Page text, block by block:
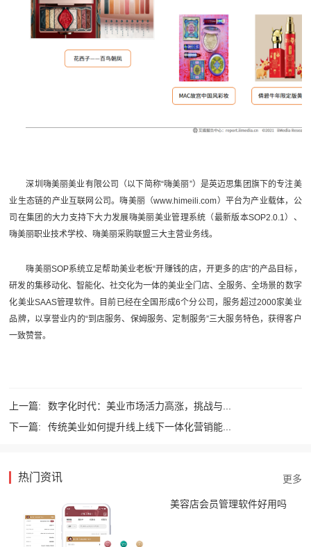
深圳嗨美丽美业有限公司（以下简称“嗨美丽”）是英迈思集团旗下的专注美
业生态链的产业互联网公司。嗨美丽（www.himeili.com）平台为产业载体，公
司在集团的大力支持下大力发展嗨美丽美业管理系统 （最新版本SOP2.0.1）、
嗨美丽职业技术学校、嗨美丽采购联盟三大主营业务线。
嗨美丽SOP系统立足帮助美业老板“开赚钱的店，开更多的店”的产品目标，
研发的集移动化、智能化、社交化为一体的美业全门店、全服务、全场景的数字
化美业SAAS管理软件。目前已经在全国形成6个分公司，服务超过2000家美业
品牌，以享誉业内的“到店服务、保姆服务、定制服务”三大服务特色，获得客户
一致赞誉。
上一篇:
数字化时代：美业市场活力高涨，挑战与...
下一篇:
传统美业如何提升线上线下一体化营销能...
热门资讯
美容店会员管理软件好用吗